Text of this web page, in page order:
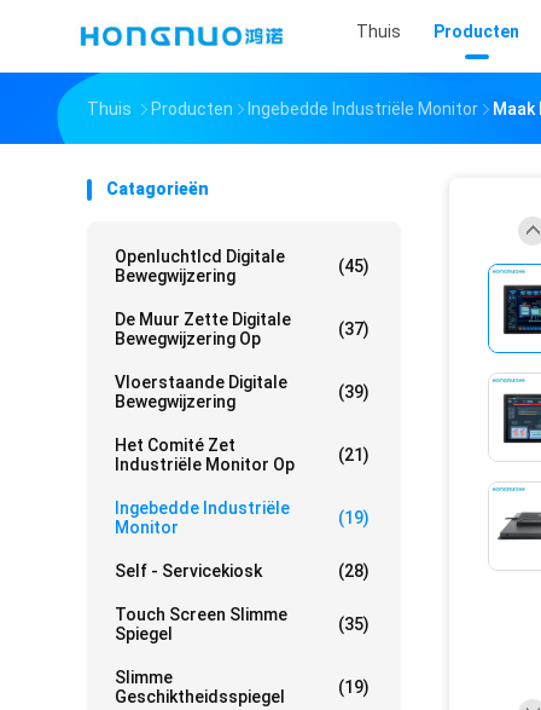
Thuis Producten
Thuis Producten Ingebedde Industriële Monitor
Catagorieën
Openluchtlcd Digitale
Bewegwijzering
(45)
De Muur Zette Digitale
Bewegwijzering Op
(37)
Vloerstaande Digitale
Bewegwijzering
(39)
Het Comité Zet
Industriële Monitor Op
(21)
Ingebedde Industriële
Monitor
(19)
Self - Servicekiosk (28)
Touch Screen Slimme
Spiegel
(35)
Slimme
Geschiktheidsspiegel
(19)